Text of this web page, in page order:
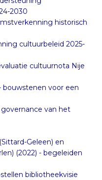
2030
historisch
cultuurbeleid 2025-
cultuurnota Nije
bouwstenen voor een
van het
Geleen) en
(2022) - begeleiden
bibliotheekvisie